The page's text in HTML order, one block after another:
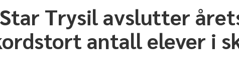
Trysil avslutter
antall elever i